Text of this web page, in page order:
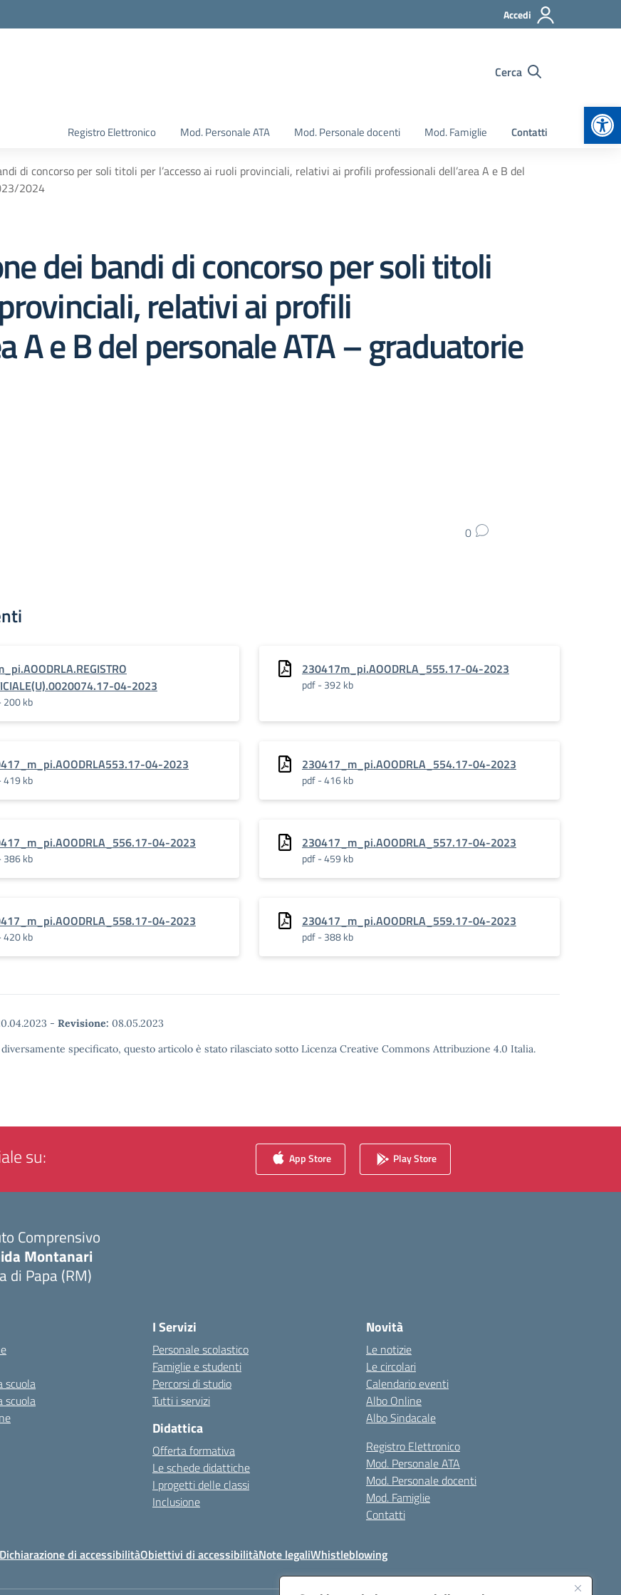
Accedi
Cerca
Registro Elettronico Mod. Personale ATA Mod. Personale docenti Mod. Famiglie Contatti
di concorso per soli titoli per l’accesso ai ruoli provinciali, relativi ai profili professionali dell’area A e B del
2024
dei bandi di concorso per soli titoli
relativi ai profili
A e B del personale ATA – graduatorie
0
04-2023
200 kb
230417m_pi.AOODRLA_555.17-04-2023
pdf - 392 kb
04-2023
419 kb
230417_m_pi.AOODRLA_554.17-04-2023
pdf - 416 kb
04-2023
386 kb
230417_m_pi.AOODRLA_557.17-04-2023
pdf - 459 kb
04-2023
420 kb
230417_m_pi.AOODRLA_559.17-04-2023
pdf - 388 kb
- Revisione: 08.05.2023
specificato, questo articolo è stato rilasciato sotto Licenza Creative Commons Attribuzione 4.0 Italia.
su: App Store Play Store
Comprensivo
Montanari
di Papa (RM)
scuola
scuola
I Servizi
Personale scolastico
Famiglie e studenti
Percorsi di studio
Tutti i servizi
Didattica
Offerta formativa
Le schede didattiche
I progetti delle classi
Inclusione
Novità
Le notizie
Le circolari
Calendario eventi
Albo Online
Albo Sindacale
Registro Elettronico
Mod. Personale ATA
Mod. Personale docenti
Mod. Famiglie
Contatti
Dichiarazione di accessibilitàObiettivi di accessibilitàNote legaliWhistleblowing